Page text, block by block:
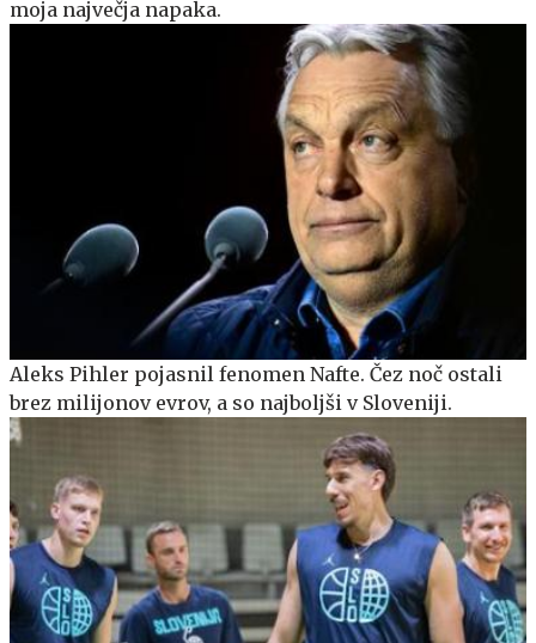
moja največja napaka.
Aleks Pihler pojasnil fenomen Nafte. Čez noč ostali
brez milijonov evrov, a so najboljši v Sloveniji.